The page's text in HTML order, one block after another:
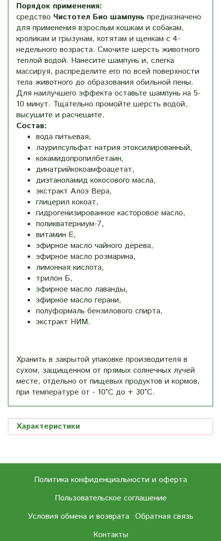
Порядок применения:
средство Чистотел Био шампунь предназначено
для применения взрослым кошкам и собакам,
кроликам и грызунам, котятам и щенкам с 4-
недельного возраста. Смочите шерсть животного
теплой водой. Нанесите шампунь и, слегка
массируя, распределите его по всей поверхности
тела животного до образования обильной пены.
Для наилучшего эффекта оставьте шампунь на 5-
10 минут. Тщательно промойте шерсть водой,
высушите и расчешите.
Состав:
вода питьевая,
лаурилсульфат натрия этоксилированный,
кокамидопропилбетаин,
динатрийкокоамфоацетат,
диэтаноламид кокосового масла,
экстракт Алоэ Вера,
глицерил кокоат,
гидрогенизированное касторовое масло,
поликватерниум-7,
витамин Е,
эфирное масло чайного дерева,
эфирное масло розмарина,
лимонная кислота,
трилон Б,
эфирное масло лаванды,
эфирное масло герани,
полуформаль бензилового спирта,
экстракт НИМ.
Хранить в закрытой упаковке производителя в
сухом, защищенном от прямых солнечных лучей
месте, отдельно от пищевых продуктов и кормов,
при температуре от - 10°С до + 30°С.
Характеристики
Политика конфиденциальности и оферта
Пользовательское соглашение
Условия обмена и возврата Обратная связь
Контакты